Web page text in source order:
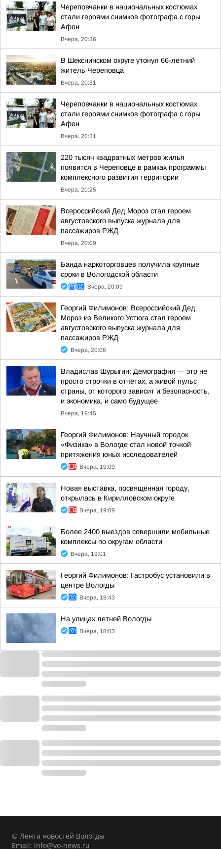
Череповчанки в национальных костюмах
стали героями снимков фотографа с горы
Афон
Вчера, 20:36
В Шекснинском округе утонул 66-летний
житель Череповца
Вчера, 20:31
Череповчанки в национальных костюмах
стали героями снимков фотографа с горы
Афон
Вчера, 20:31
220 тысяч квадратных метров жилья
появится в Череповце в рамках программы
комплексного развития территории
Вчера, 20:25
Всероссийский Дед Мороз стал героем
августовского выпуска журнала для
пассажиров РЖД
Вчера, 20:09
Банда наркоторговцев получила крупные
сроки в Вологодской области
Вчера, 20:09
Георгий Филимонов: Всероссийский Дед
Мороз из Великого Устюга стал героем
августовского выпуска журнала для
пассажиров РЖД
Вчера, 20:06
Владислав Шурыгин: Демография — это не
просто строчки в отчётах, а живой пульс
страны, от которого зависит и безопасность,
и экономика, и само будущее
Вчера, 19:45
Георгий Филимонов: Научный городок
«Физика» в Вологде стал новой точкой
притяжения юных исследователей
Вчера, 19:09
Новая выставка, посвящённая городу,
открылась в Кирилловском округе
Вчера, 19:09
Более 2400 выездов совершили мобильные
комплексы по округам области
Вчера, 19:01
Георгий Филимонов: Гастробус установили в
центре Вологды
Вчера, 18:43
На улицах летней Вологды
Вчера, 18:03
© Лента новостей Вологды
Email: info@vo-news.ru